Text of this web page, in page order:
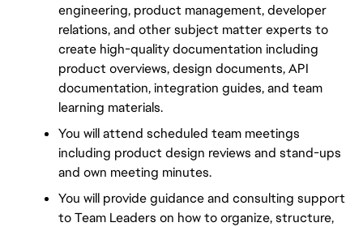
engineering, product management, developer
relations, and other subject matter experts to
create high-quality documentation including
product overviews, design documents, API
documentation, integration guides, and team
learning materials.
You will attend scheduled team meetings
including product design reviews and stand-ups
and own meeting minutes.
You will provide guidance and consulting support
to Team Leaders on how to organize, structure,